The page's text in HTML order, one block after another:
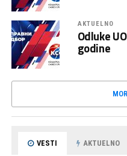
AKTUELNO
Odluke
godine
VESTI AKTUELNO